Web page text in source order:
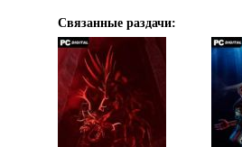
Связанные раздачи: